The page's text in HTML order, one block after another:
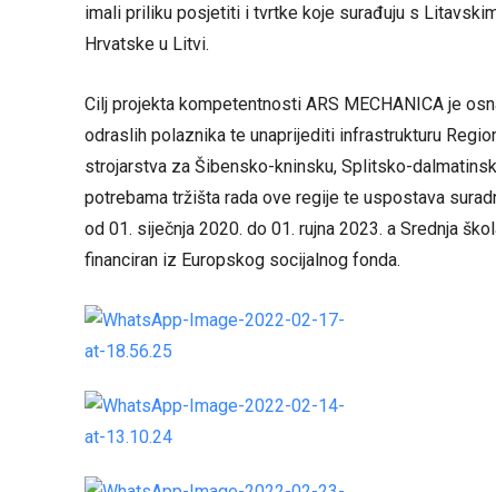
imali priliku posjetiti i tvrtke koje surađuju s
Hrvatske u Litvi.
Cilj projekta kompetentnosti ARS MECHANICA je
odraslih polaznika te unaprijediti infrastrukturu
strojarstva za Šibensko-kninsku, Splitsko-
potrebama tržišta rada ove regije te uspostava
od 01. siječnja 2020. do 01. rujna 2023. a Srednja
financiran iz Europskog socijalnog fonda.